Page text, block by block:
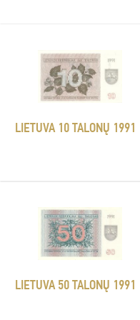
LIETUVA 10 TALONŲ 1991
LIETUVA 50 TALONŲ 1991